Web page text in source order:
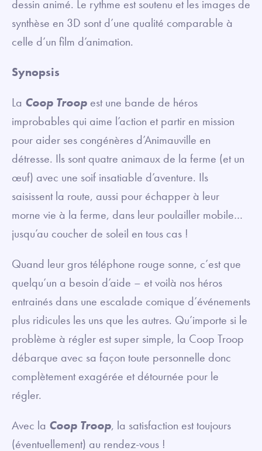
dessin animé. Le rythme est soutenu et les images de
synthèse en 3D sont d’une qualité comparable à
celle d’un film d’animation.
Synopsis
La Coop Troop est une bande de héros
improbables qui aime l’action et partir en mission
pour aider ses congénères d’Animauville en
détresse. Ils sont quatre animaux de la ferme (et un
œuf) avec une soif insatiable d’aventure. Ils
saisissent la route, aussi pour échapper à leur
morne vie à la ferme, dans leur poulailler mobile…
jusqu’au coucher de soleil en tous cas !
Quand leur gros téléphone rouge sonne, c’est que
quelqu’un a besoin d’aide – et voilà nos héros
entrainés dans une escalade comique d’événements
plus ridicules les uns que les autres. Qu’importe si le
problème à régler est super simple, la Coop Troop
débarque avec sa façon toute personnelle donc
complètement exagérée et détournée pour le
régler.
Avec la Coop Troop, la satisfaction est toujours
(éventuellement) au rendez-vous !